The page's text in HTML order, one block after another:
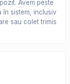
Avem peste
în sistem, inclusiv
sau colet trimis